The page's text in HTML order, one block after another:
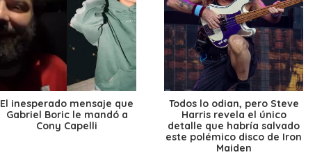
El inesperado mensaje que
Gabriel Boric le mandó a
Cony Capelli
Todos lo odian, pero Steve
Harris revela el único
detalle que habría salvado
este polémico disco de Iron
Maiden